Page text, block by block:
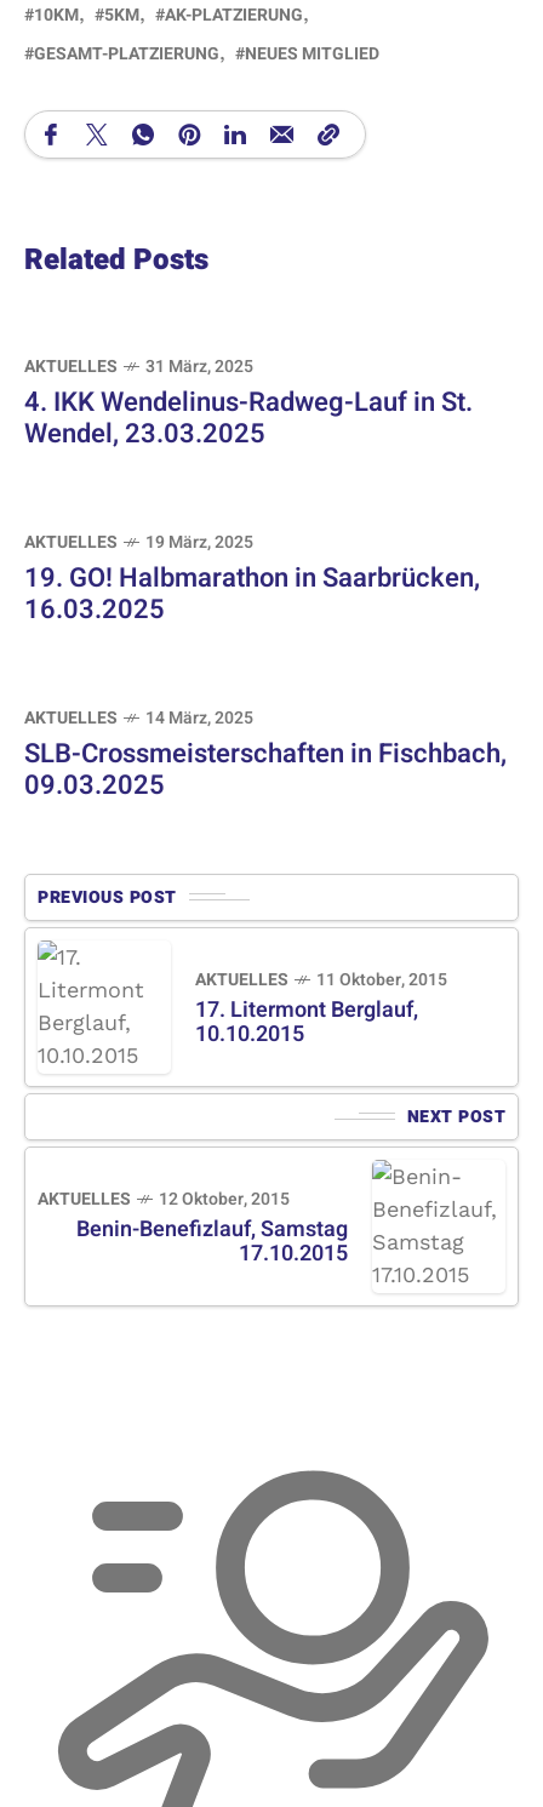
10KM 5KM
AK-PLATZIERUNG
GESAMT-PLATZIERUNG
NEUES MITGLIED
Related Posts
AKTUELLES 31 März, 2025
4. IKK Wendelinus-Radweg-Lauf in St.
Wendel, 23.03.2025
AKTUELLES 19 März, 2025
19. GO! Halbmarathon in Saarbrücken,
16.03.2025
AKTUELLES 14 März, 2025
SLB-Crossmeisterschaften in Fischbach,
09.03.2025
PREVIOUS POST
AKTUELLES 11 Oktober, 2015
17. Litermont Berglauf,
10.10.2015
NEXT POST
AKTUELLES 12 Oktober, 2015
Benin-Benefizlauf, Samstag
17.10.2015